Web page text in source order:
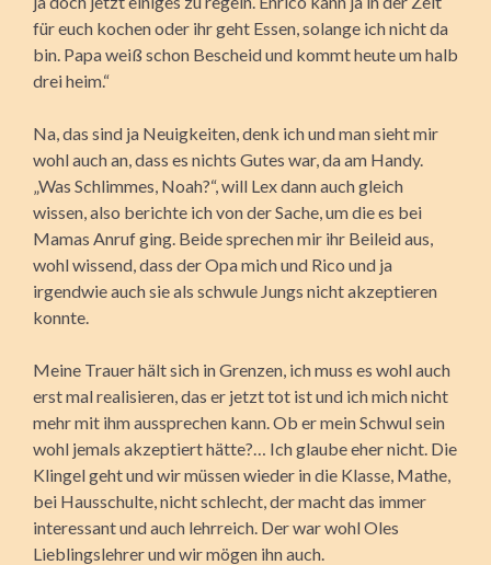
für euch kochen oder ihr geht Essen, solange ich nicht da
bin. Papa weiß schon Bescheid und kommt heute um halb
drei heim.“
Na, das sind ja Neuigkeiten, denk ich und man sieht mir
wohl auch an, dass es nichts Gutes war, da am Handy.
„Was Schlimmes, Noah?“, will Lex dann auch gleich
wissen, also berichte ich von der Sache, um die es bei
Mamas Anruf ging. Beide sprechen mir ihr Beileid aus,
wohl wissend, dass der Opa mich und Rico und ja
irgendwie auch sie als schwule Jungs nicht akzeptieren
konnte.
Meine Trauer hält sich in Grenzen, ich muss es wohl auch
erst mal realisieren, das er jetzt tot ist und ich mich nicht
mehr mit ihm aussprechen kann. Ob er mein Schwul sein
wohl jemals akzeptiert hätte?… Ich glaube eher nicht. Die
Klingel geht und wir müssen wieder in die Klasse, Mathe,
bei Hausschulte, nicht schlecht, der macht das immer
interessant und auch lehrreich. Der war wohl Oles
Lieblingslehrer und wir mögen ihn auch.